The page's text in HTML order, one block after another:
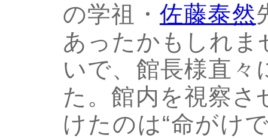
の学祖・ 佐藤泰然
あったかもしれま
いで、館長様直々
た。館内を視察さ
けたのは“命がけ